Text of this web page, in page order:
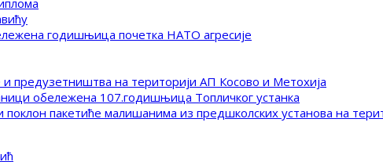
годишњица почетка НАТО агресије
предузетништва на територији АП Косово и Метохија
обележена 107.годишњица Топличког устанка
пакетиће малишанима из предшколских установа на